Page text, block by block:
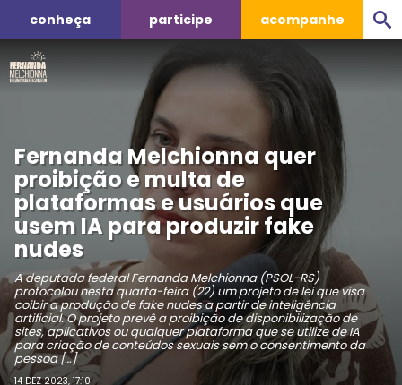
conheça participe acompanhe
Fernanda Melchionna quer
proibição e multa de
plataformas e usuários que
usem IA para produzir fake
nudes
A deputada federal Fernanda Melchionna (PSOL-RS)
protocolou nesta quarta-feira (22) um projeto de lei que visa
coibir a produção de fake nudes a partir de inteligência
artificial. O projeto prevê a proibição de disponibilização de
sites, aplicativos ou qualquer plataforma que se utilize de IA
para criação de conteúdos sexuais sem o consentimento da
pessoa […]
14 DEZ 2023, 17:10